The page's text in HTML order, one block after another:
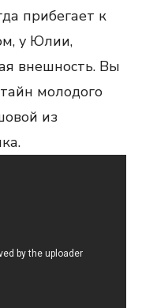
прибегает к
у Юлии,
внешность. Вы
молодого
из